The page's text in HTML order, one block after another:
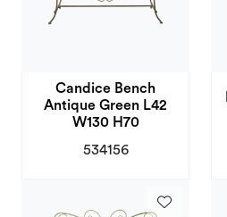
Candice Bench
Antique Green L42
W130 H70
534156